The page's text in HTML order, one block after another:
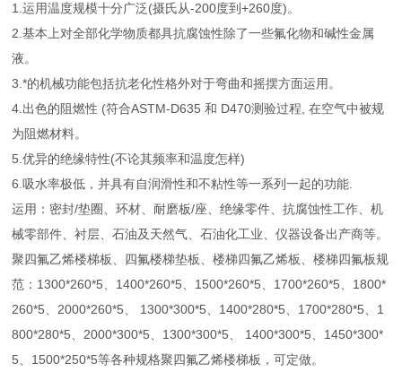
1.运用温度规模十分广泛(摄氏从-200度到+260度)。
2.基本上对全部化学物质都具抗腐蚀性除了一些氟化物和碱性金属
液。
3.*的机械功能包括抗老化性格外对于弯曲和摇摆方面运用。
4.出色的阻燃性 (符合ASTM-D635 和 D470测验过程, 在空气中被规
为阻燃材料。
5.优异的绝缘特性(不论其频率和温度怎样)
6.吸水率极低，并具有自润滑性和不粘性等一系列一起的功能.
运用：密封/垫圈、环材、耐磨板/座、绝缘零件、抗腐蚀性工作、机
械零部件、衬层、石油及天然气、石油化工业、仪器设备出产商等。
聚四氟乙烯楼梯板、四氟楼梯垫板、楼梯四氟乙烯板、楼梯四氟板规
范：1300*260*5、1400*260*5、1500*260*5、1700*260*5、1800*
260*5、2000*260*5、 1300*300*5、1400*280*5、1700*280*5、1
800*280*5、2000*300*5、1300*300*5、 1400*300*5、1450*300*
5、1500*250*5等各种规格聚四氟乙烯楼梯板，可定做。